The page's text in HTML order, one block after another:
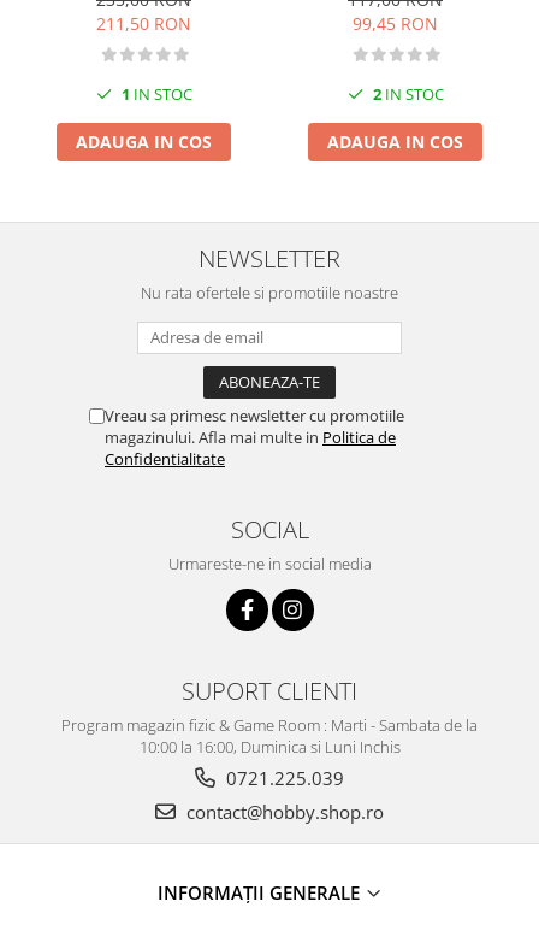
211,50 RON
1 IN STOC
ADAUGA IN COS
Puma
99,45 RON
2IN STOC
ADAUGA IN COS
NEWSLETTER
Nu rata ofertele si promotiile noastre
Vreau sa primesc newsletter cu promotiile
magazinului. Afla mai multe in Politica de
Confidentialitate
SOCIAL
Urmareste-ne in social media
SUPORT CLIENTI
Program magazin fizic & Game Room : Marti - Sambata de la
10:00 la 16:00, Duminica si Luni Inchis
0721.225.039
contact@hobby.shop.ro
INFORMAŢII GENERALE